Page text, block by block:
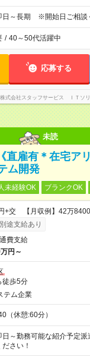
日～長期 ※開始日ご相談
/ 40～50代活躍中
応募する
株式会社スタッフサービス ＩＴソ
未読
直雇有＊在宅ア
ム開発
未経験OK ブランクOK
+交 【月収例】42万
途支給あり
費支給
円～
徒歩5分
テム企業
（休憩:60分）
日～勤務可能な紹介予定
さい！